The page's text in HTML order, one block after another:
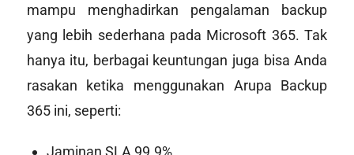
mampu menghadirkan pengalaman backup
yang lebih sederhana pada Microsoft 365. Tak
hanya itu, berbagai keuntungan juga bisa Anda
rasakan ketika menggunakan Arupa Backup
365 ini, seperti:
Jaminan SLA 99.9%.